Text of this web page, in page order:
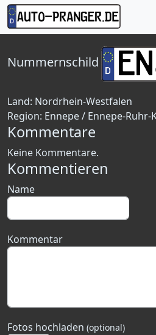
Nummernschild
Land: Nordrhein-Westfalen
Region: Ennepe / Ennepe-Ruhr-
Kommentare
Keine Kommentare.
Kommentieren
Name
Kommentar
Fotos hochladen (optional)